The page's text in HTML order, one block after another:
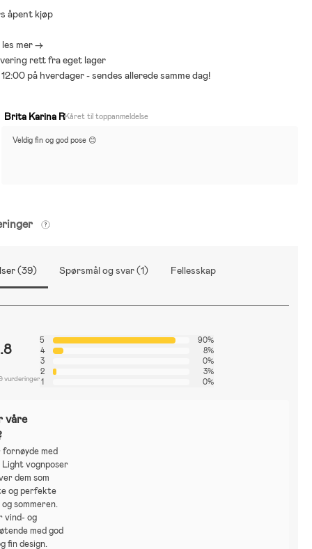
åpent kjøp
mer ->
rett fra eget lager
på hverdager - sendes allerede samme dag!
Brita Karina RKåret til toppanmeldelse
Veldig fin og god pose 😊
(39) Spørsmål og svar (1) Fellesskap
vurderinger
5
90%
4
8%
3
0%
2
3%
1
0%
våre
fornøyde med
Light vognposer
dem som
og perfekte
sommeren.
vind- og
med god
fin design.